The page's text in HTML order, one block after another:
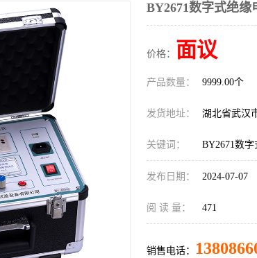
BY2671数字式绝缘
价格： 面议
产品数量： 9999.00个
发货地址： 湖北省武汉
关键词： BY2671数
发布日期： 2024-07-07
阅 读 量： 471
销售电话：